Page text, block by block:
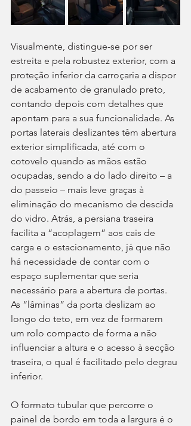
Visualmente, distingue-se por ser
estreita e pela robustez exterior, com a
proteção inferior da carroçaria a dispor
de acabamento de granulado preto,
contando depois com detalhes que
apontam para a sua funcionalidade. As
portas laterais deslizantes têm abertura
exterior simplificada, até com o
cotovelo quando as mãos estão
ocupadas, sendo a do lado direito – a
do passeio – mais leve graças à
eliminação do mecanismo de descida
do vidro. Atrás, a persiana traseira
facilita a “acoplagem” aos cais de
carga e o estacionamento, já que não
há necessidade de contar com o
espaço suplementar que seria
necessário para a abertura de portas.
As “lâminas” da porta deslizam ao
longo do teto, em vez de formarem
um rolo compacto de forma a não
influenciar a altura e o acesso à secção
traseira, o qual é facilitado pelo degrau
inferior.
O formato tubular que percorre o
painel de bordo em toda a largura é o